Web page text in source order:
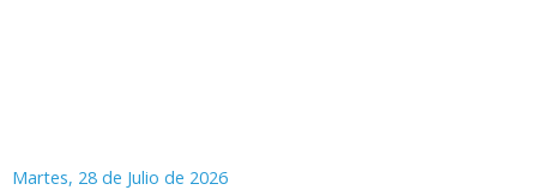
Martes, 28 de Julio de 2026